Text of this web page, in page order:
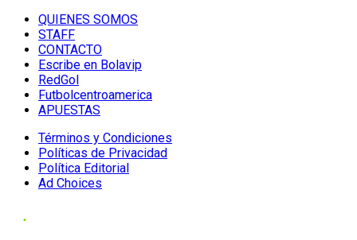
QUIENES SOMOS
STAFF
CONTACTO
Escribe en Bolavip
RedGol
Futbolcentroamerica
APUESTAS
Términos y Condiciones
Políticas de Privacidad
Política Editorial
Ad Choices